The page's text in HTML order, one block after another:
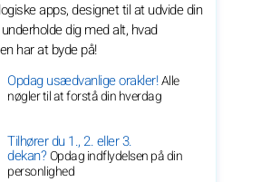
Krebsen: Horoskop for torsdag 9. juli 2026
apps, designet til at udvide din
dig med alt, hvad
har at byde på!
Opdag usædvanlige orakler!Alle
nøgler til at forstå din hverdag
Tilhører du 1., 2. eller 3.
dekan?Opdag indflydelsen på din
personlighed